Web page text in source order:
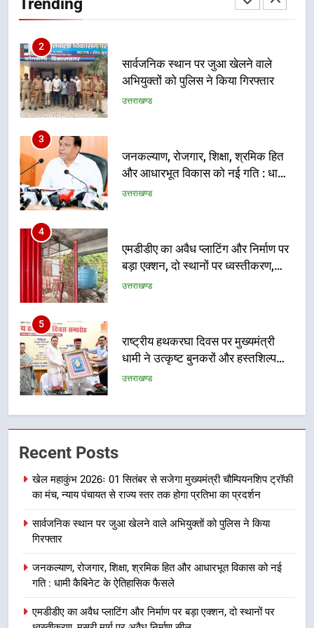
3
जनकल्याण, रोजगार, शिक्षा, श्रमिक हित
और आधारभूत विकास को नई गति : धामी
कैबिनेट के ऐतिहासिक फैसले
उत्तराखण्ड
4
एमडीडीए का अवैध प्लाटिंग और निर्माण पर
बड़ा एक्शन, दो स्थानों पर ध्वस्तीकरण,
मसूरी मार्ग पर अवैध निर्माण सील
उत्तराखण्ड
5
राष्ट्रीय हथकरघा दिवस पर मुख्यमंत्री
धामी ने उत्कृष्ट बुनकरों और हस्तशिल्प
कारीगरों को किया सम्मानित
उत्तराखण्ड
6
उत्तराखंड कांग्रेस में बड़ा संगठनात्मक
फेरबदल, नई कार्यकारिणी और समितियों
का गठन
उत्तराखण्ड
7
मुख्यमंत्री धामी बोले- युवाओं को रोजगार
भर्ती
उत्तराखण्ड
दिल्ली-देहरादून आर्थिक कॉरिडोर से जुड़ी
का डीएम ने किया निरीक्षण; समयबद्ध एवं
गुणवत्तापूर्ण निर्माण सुनिश्चित करने के
नहींः डीएम
उत्तराखण्ड
खेल महाकुंभ 2026ः 01 सितंबर से सजेगा
Recent Posts
खेल महाकुंभ 2026ः 01 सितंबर से सजेगा मुख्यमंत्री चौम्पियनशिप ट्रॉफी
का मंच, न्याय पंचायत से राज्य स्तर तक होगा प्रतिभा का प्रदर्शन
सार्वजनिक स्थान पर जुआ खेलने वाले अभियुक्तों को पुलिस ने किया
गिरफ्तार
जनकल्याण, रोजगार, शिक्षा, श्रमिक हित और आधारभूत विकास को नई
गति : धामी कैबिनेट के ऐतिहासिक फैसले
एमडीडीए का अवैध प्लाटिंग और निर्माण पर बड़ा एक्शन, दो स्थानों पर